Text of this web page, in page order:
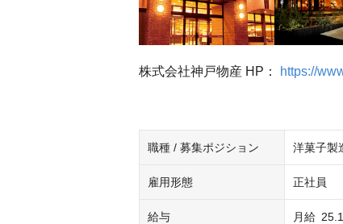
株式会社神戸物産 HP： https://
職種 / 募集ポジション 洋菓子製
雇用形態 正社員
給与 月給